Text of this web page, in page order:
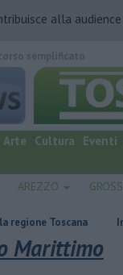
alla audience
Arte Cultura Eventi
AREZZO
Incendio
Marittimo